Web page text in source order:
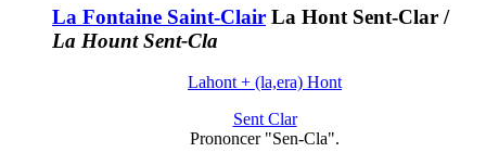
La Fontaine Saint-Clair La Hont Sent-Clar /
La Hount Sent-Cla
Lahont + (la,era) Hont
Sent Clar
Prononcer "Sen-Cla".